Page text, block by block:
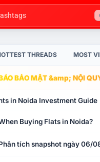
THREADS MOST
BẢO MẬT &amp; NỘI
in Noida Investment Guide
Buying Flats in Noida?
tích snapshot ngày 06/